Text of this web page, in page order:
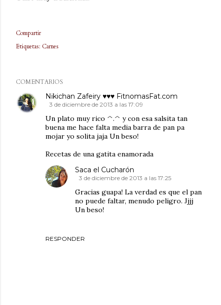
Compartir
Etiquetas: Carnes
COMENTARIOS
Nikichan Zafeiry ♥♥♥ FitnomasFat.com
3 de diciembre de 2013 a las 17:09
Un plato muy rico ^.^ y con esa salsita tan
buena me hace falta media barra de pan pa
mojar yo solita jaja Un beso!
Recetas de una gatita enamorada
RESPONDER
Saca el Cucharón
3 de diciembre de 2013 a las 17:25
Gracias guapa! La verdad es que el pan
no puede faltar, menudo peligro. Jjjj
Un beso!